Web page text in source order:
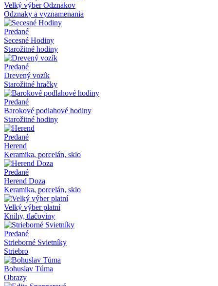
Velký výber Odznakov
Odznaky a vyznamenania
Predané
Secesné Hodiny
Starožitné hodiny
Predané
Drevený vozík
Starožitné hračky
Predané
Barokové podlahové hodiny
Starožitné hodiny
Predané
Herend
Keramika, porcelán, sklo
Predané
Herend Doza
Keramika, porcelán, sklo
Velký výber platní
Knihy, tlačoviny
Predané
Strieborné Svietníky
Striebro
Bohuslav Túma
Obrazy